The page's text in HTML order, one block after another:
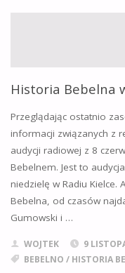
Historia Bebelna
Przeglądając ostatnio
informacji związanych z
audycji radiowej z 8
Bebelnem. Jest to
niedzielę w Radiu Kielce.
Bebelna, od czasów
Gumowski i …
WOJTEK 9
BEBELNO / HISTORIA